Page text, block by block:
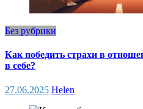
Без рубрики
Как победить страхи в
в себе?
27.06.2025 Helen